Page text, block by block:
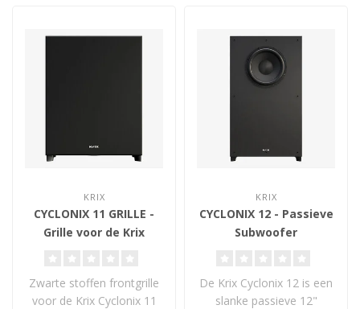
KRIX
CYCLONIX 11 GRILLE -
Grille voor de Krix
Zwarte stoffen frontgrille
voor de Krix Cyclonix 11
KRIX
CYCLONIX 12 - Passieve
Subwoofer
De Krix Cyclonix 12 is een
slanke passieve 12"